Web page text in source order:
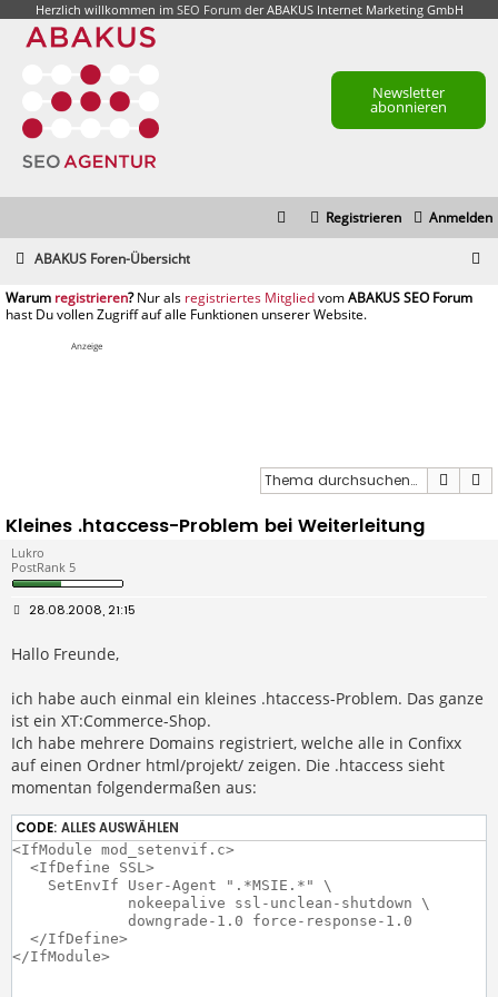
Herzlich willkommen im SEO Forumder ABAKUS Internet Marketing GmbH
Newsletter
abonnieren
Anmelden
Registrieren
ABAKUS Foren-Übersicht
registrieren registriertes Mitglied
Anzeige
Suche
Kleines .htaccess-Problem bei Weiterleitung
Lukro
PostRank 5
B
t
r
g
28.08.2008, 21:15
Hallo Freunde,
ich habe auch einmal ein kleines .htaccess-Problem. Das ganze
ist ein XT:Commerce-Shop.
Ich habe mehrere Domains registriert, welche alle in Confixx
auf einen Ordner html/projekt/ zeigen. Die .htaccess sieht
momentan folgendermaßen aus:
CODE: ALLES AUSWÄHLEN
<IfModule mod_setenvif.c>
  <IfDefine SSL>
    SetEnvIf User-Agent ".*MSIE.*" \
             nokeepalive ssl-unclean-shutdown \
             downgrade-1.0 force-response-1.0
  </IfDefine>
</IfModule>